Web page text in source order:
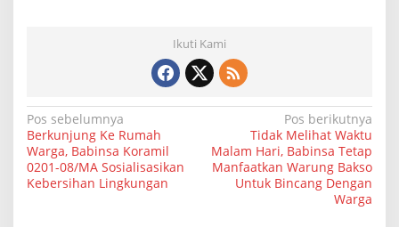
Ikuti Kami
N
a
v
Pos sebelumnya
Berkunjung Ke Rumah
Warga, Babinsa Koramil
0201-08/MA Sosialisasikan
Kebersihan Lingkungan
Pos berikutnya
Tidak Melihat Waktu
Malam Hari, Babinsa Tetap
Manfaatkan Warung Bakso
Untuk Bincang Dengan
Warga